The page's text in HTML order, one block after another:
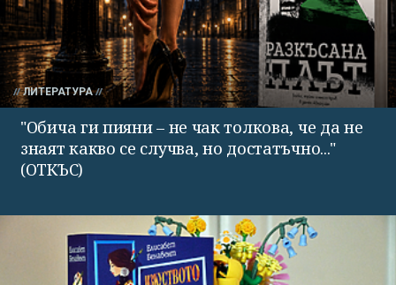
ЛИТЕРАТУРА
"Обича ги пияни – не чак толкова, че да не
знаят какво се случва, но достатъчно..."
(ОТКЪС)